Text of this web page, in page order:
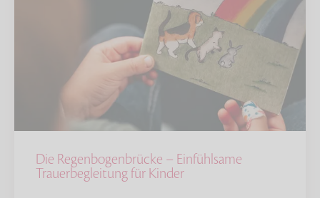
Die Regenbogenbrücke – Einfühlsame
Trauerbegleitung für Kinder